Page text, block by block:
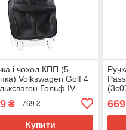
і чохол КПП (5
Volkswagen Golf 4
Гольф IV
1J0711113
₴ 769 ₴
Купити
669